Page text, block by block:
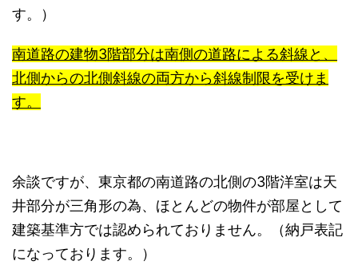
す。）
南道路の建物3階部分は南側の道路による斜線と、
北側からの北側斜線の両方から斜線制限を受けま
す。
余談ですが、東京都の南道路の北側の3階洋室は天
井部分が三角形の為、ほとんどの物件が部屋として
建築基準方では認められておりません。（納戸表記
になっております。）